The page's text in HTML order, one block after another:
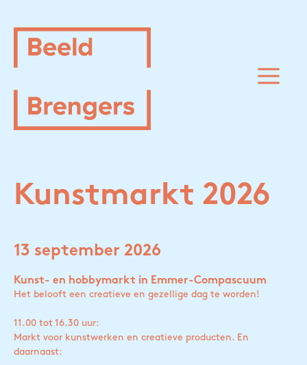
inhoud
Kunstmarkt 2026
13 september 2026
Kunst- en hobbymarkt in Emmer-Compascuum
Het belooft een creatieve en gezellige dag te worden!
11.00 tot 16.30 uur:
Markt voor kunstwerken en creatieve producten. En
daarnaast: